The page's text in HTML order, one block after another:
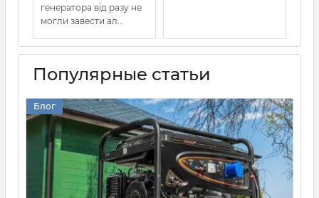
генератора від разу не
могли завести ал...
Популярные статьи
Блог